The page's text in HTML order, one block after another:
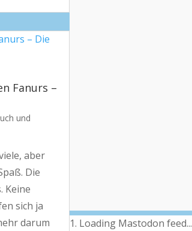
Fanurs –
und
aber
Die
Keine
sich ja
darum
Loading Mastodon feed...